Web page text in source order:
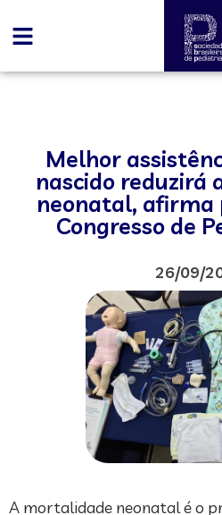
Melhor
nascido reduzirá
neonatal, afirma
Congresso de
26/09/
A mortalidade neonatal é o